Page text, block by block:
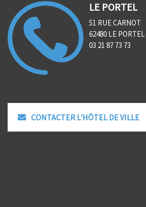
LE PORTEL
51 RUE CARNOT
62480 LE PORTEL
03 21 87 73 73
CONTACTER L'HÔTEL DE VILLE